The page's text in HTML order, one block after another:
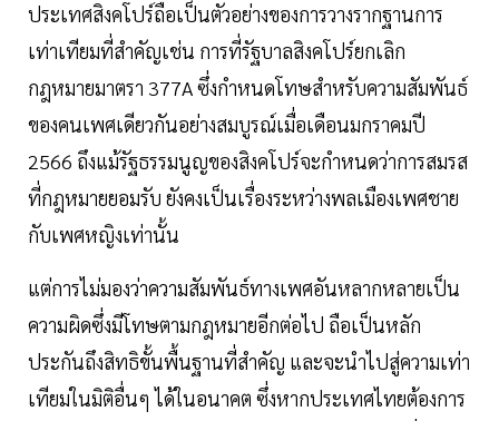
ประเทศสิงคโปร์ถือเป็นตัวอย่างของการวางรากฐานการ
เท่าเทียมที่สำคัญเช่น การที่รัฐบาลสิงคโปร์ยกเลิก
กฎหมายมาตรา 377A ซึ่งกำหนดโทษสำหรับความสัมพันธ์
ของคนเพศเดียวกันอย่างสมบูรณ์เมื่อเดือนมกราคมปี
2566 ถึงแม้รัฐธรรมนูญของสิงคโปร์จะกำหนดว่าการสมรส
ที่กฎหมายยอมรับ ยังคงเป็นเรื่องระหว่างพลเมืองเพศชาย
กับเพศหญิงเท่านั้น
แต่การไม่มองว่าความสัมพันธ์ทางเพศอันหลากหลายเป็น
ความผิดซึ่งมีโทษตามกฎหมายอีกต่อไป ถือเป็นหลัก
ประกันถึงสิทธิขั้นพื้นฐานที่สำคัญ และจะนำไปสู่ความเท่า
เทียมในมิติอื่นๆ ได้ในอนาคต ซึ่งหากประเทศไทยต้องการ